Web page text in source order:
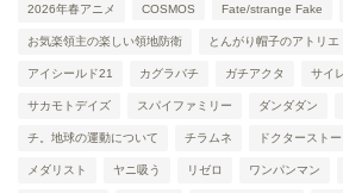
2026年春アニメ COSMOS Fate/strange Fake
お気楽領主の楽しい領地防衛 とんがり帽子のアトリエ
アイシールド21 カグラバチ ガチアクタ サイ
サカモトデイズ スパイファミリー ダンダダン
チ。地球の運動について チラムネ ドクターストー
メダリスト ヤニ吸う リゼロ ワンパンマン